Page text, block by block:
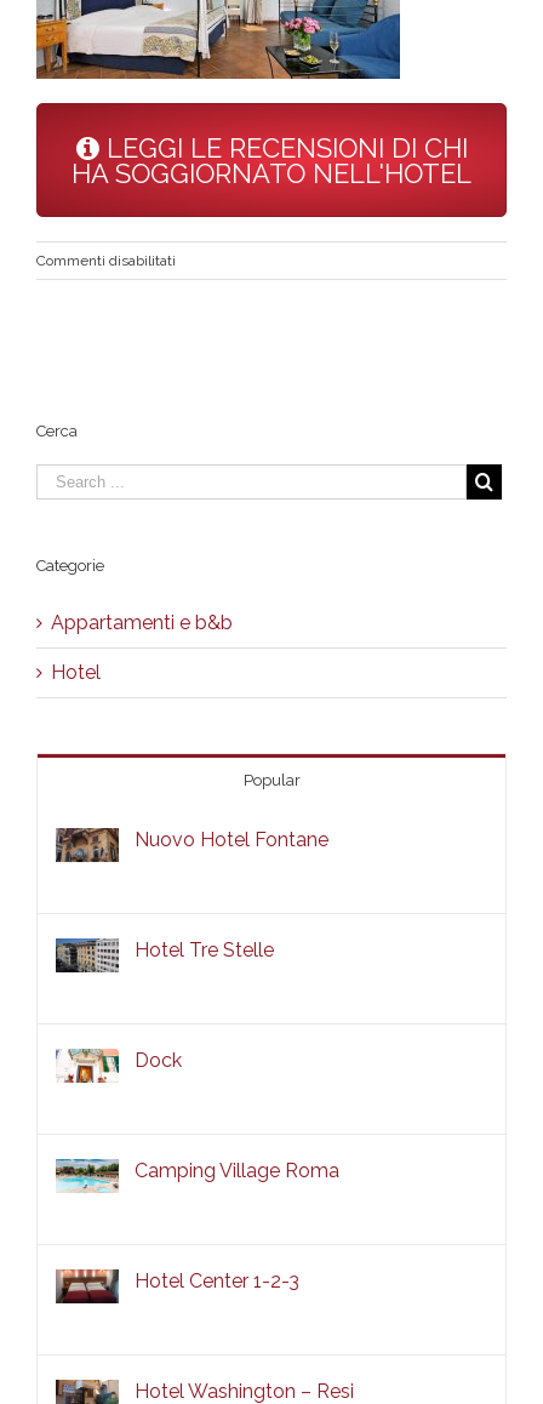
LEGGI LE RECENSIONI DI CHI
HA SOGGIORNATO NELL'HOTEL
Commenti disabilitati
CaesarHouseResidenzeRomane.jpg
Cerca
Categorie
Appartamenti e b&b
Hotel
Popular
Nuovo Hotel Fontane
Hotel Tre Stelle
Dock
Camping Village Roma
Hotel Center 1-2-3
Hotel Washington – Resi